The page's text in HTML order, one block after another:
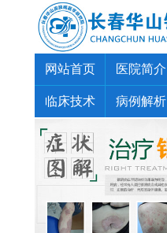
网站首页 医院简介
临床技术 病例解析